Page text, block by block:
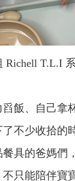
Richell T.L.I
飯、自己拿
不少收拾的
具的爸媽們
只能陪伴寶